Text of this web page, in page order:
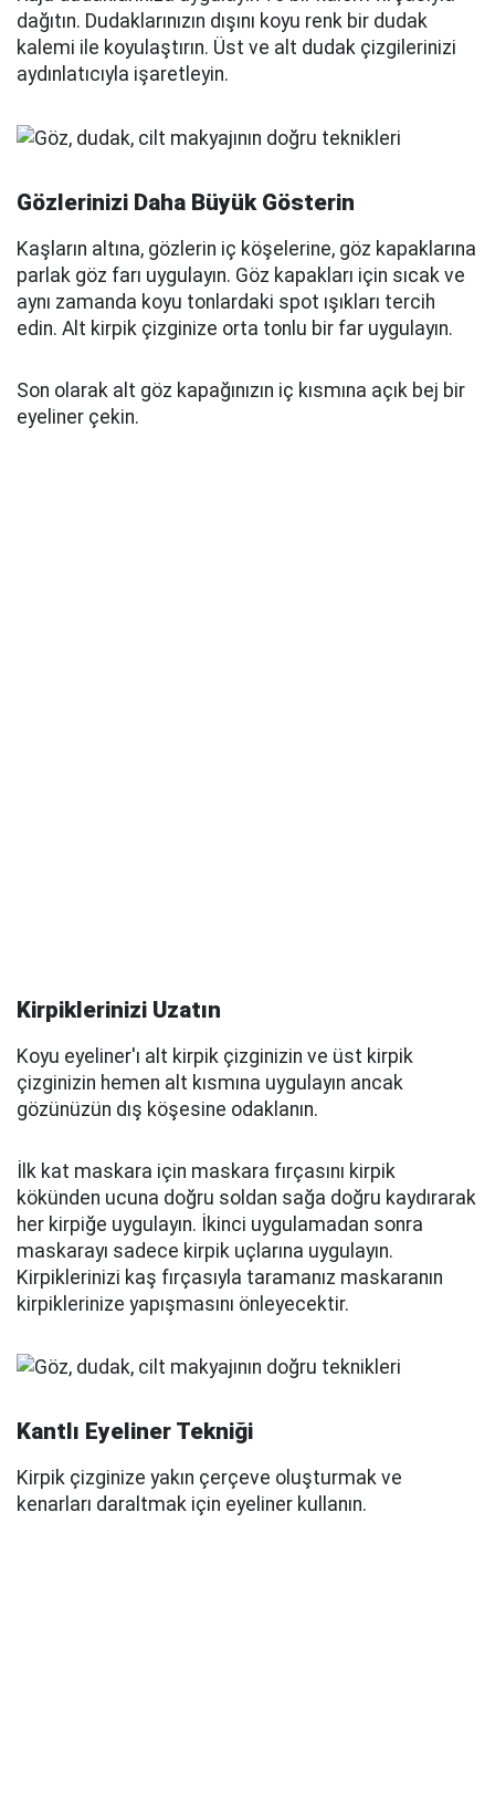
dağıtın. Dudaklarınızın dışını koyu renk bir dudak
kalemi ile koyulaştırın. Üst ve alt dudak çizgilerinizi
aydınlatıcıyla işaretleyin.
Gözlerinizi Daha Büyük Gösterin
Kaşların altına, gözlerin iç köşelerine, göz kapaklarına
parlak göz farı uygulayın. Göz kapakları için sıcak ve
aynı zamanda koyu tonlardaki spot ışıkları tercih
edin. Alt kirpik çizginize orta tonlu bir far uygulayın.
Son olarak alt göz kapağınızın iç kısmına açık bej bir
eyeliner çekin.
Kirpiklerinizi Uzatın
Koyu eyeliner'ı alt kirpik çizginizin ve üst kirpik
çizginizin hemen alt kısmına uygulayın ancak
gözünüzün dış köşesine odaklanın.
İlk kat maskara için maskara fırçasını kirpik
kökünden ucuna doğru soldan sağa doğru kaydırarak
her kirpiğe uygulayın. İkinci uygulamadan sonra
maskarayı sadece kirpik uçlarına uygulayın.
Kirpiklerinizi kaş fırçasıyla taramanız maskaranın
kirpiklerinize yapışmasını önleyecektir.
Kantlı Eyeliner Tekniği
Kirpik çizginize yakın çerçeve oluşturmak ve
kenarları daraltmak için eyeliner kullanın.